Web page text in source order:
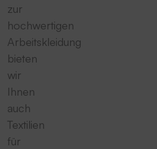
zur
hochwertigen
Arbeitskleidung
bieten
wir
Ihnen
auch
Textilien
für